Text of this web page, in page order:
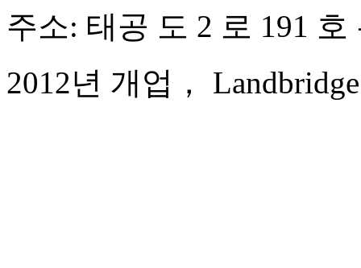
주소: 태공 도 2 로 191
2012년 개업，